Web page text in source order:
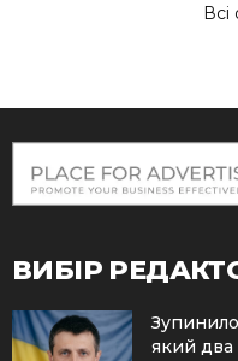
Всі
ВИБІР
який два